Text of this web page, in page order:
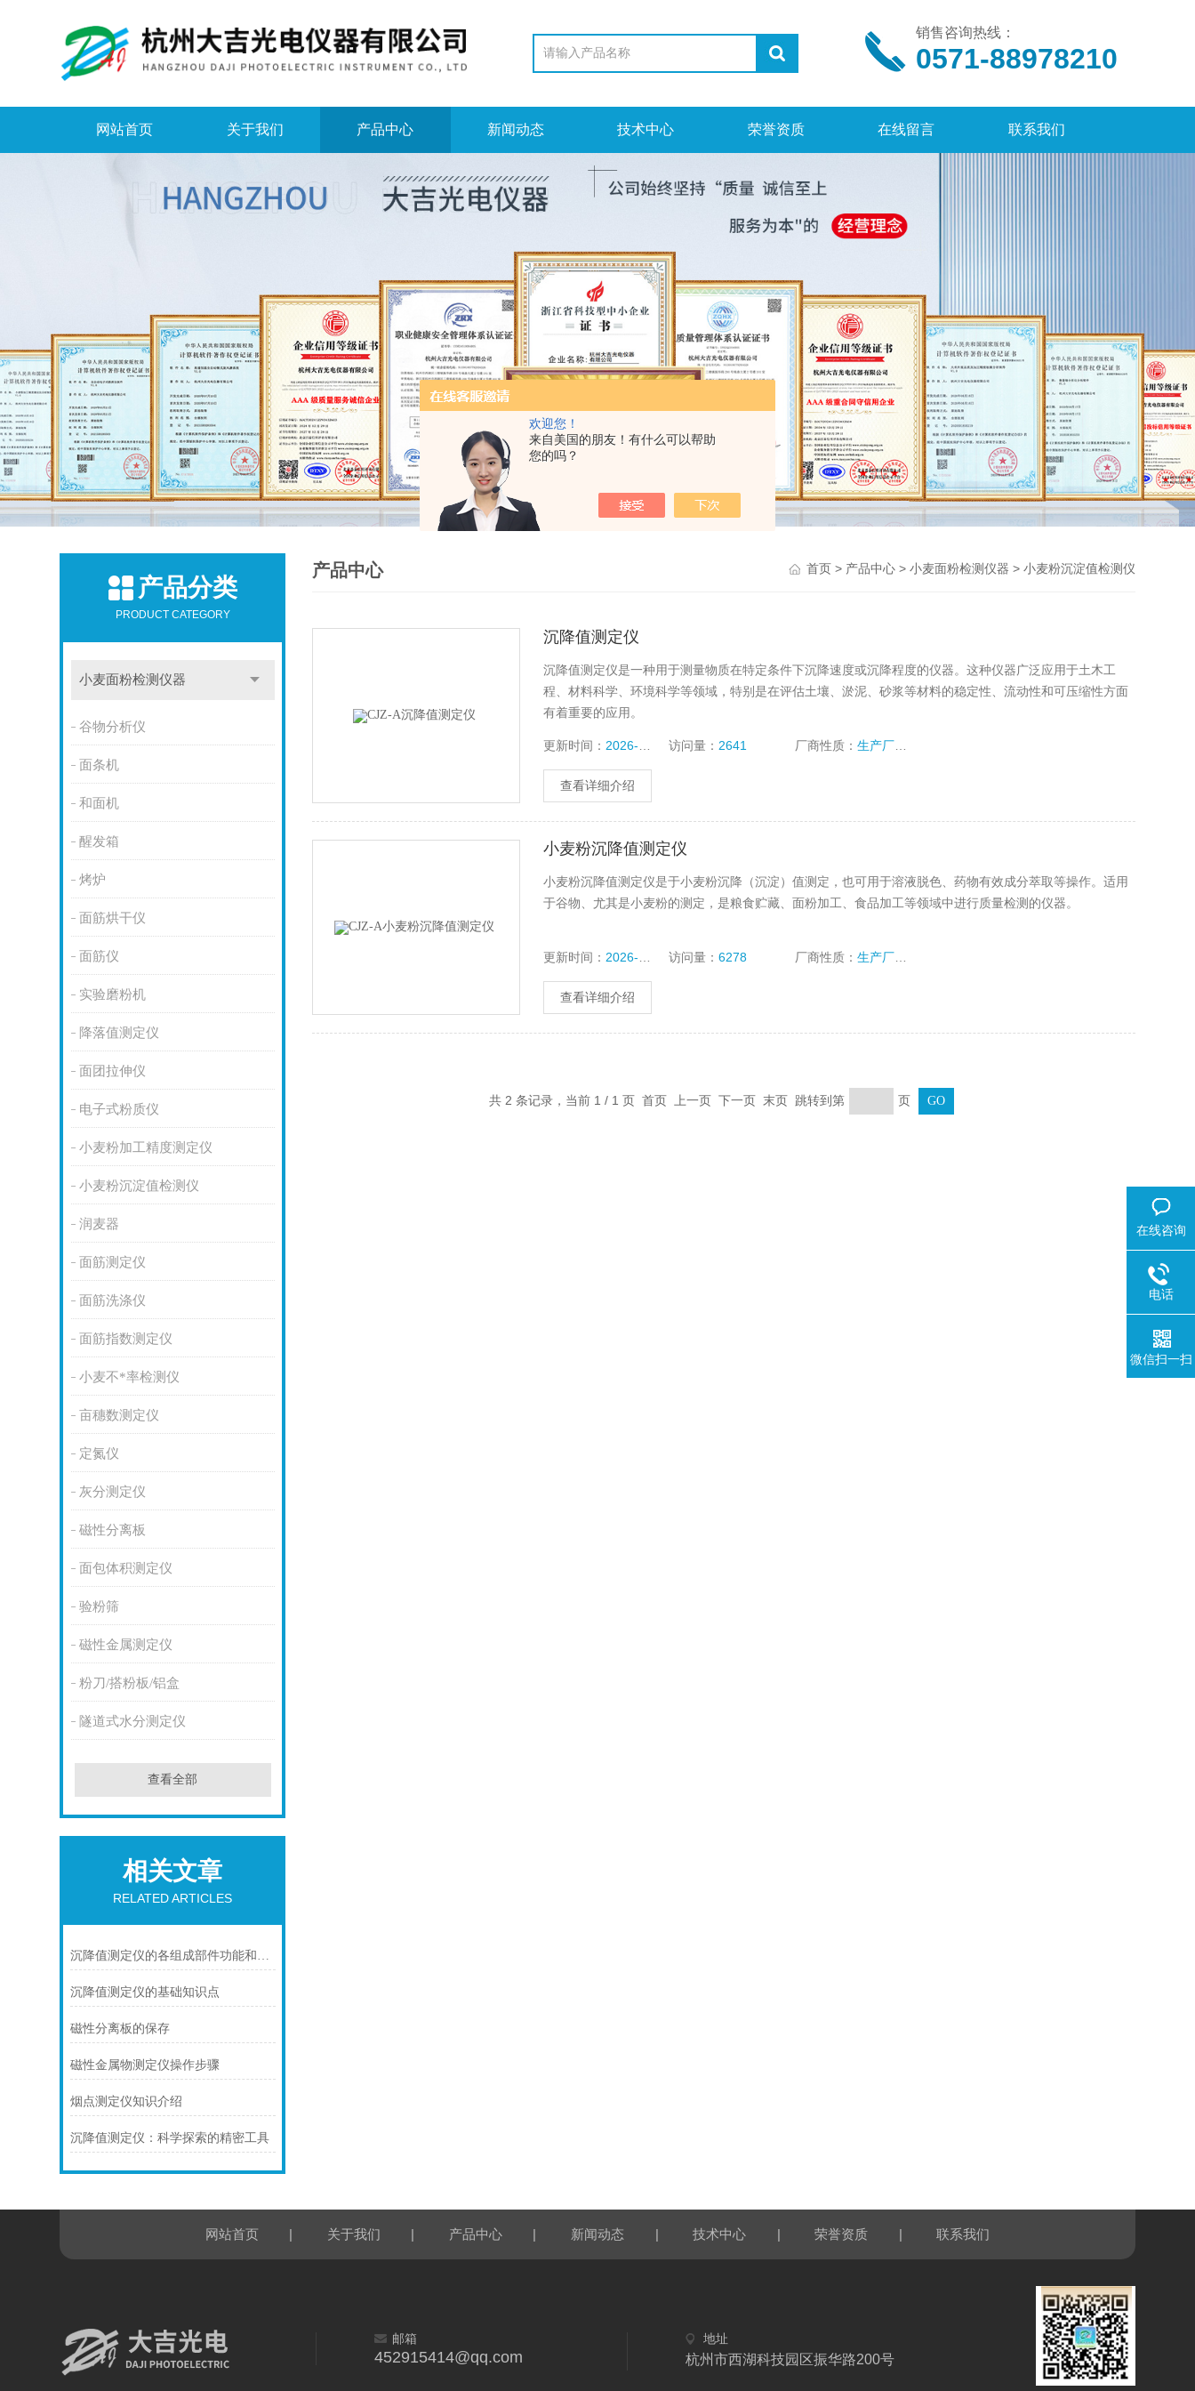
欢迎您！
来自美国的朋友！有什么可以帮助
您的吗？
销售咨询热线：
0571-88978210
网站首页 关于我们 产品中心 新闻动态 技术中心 荣誉资质 在线留言 联系我们
产品分类
PRODUCT CATEGORY
小麦面粉检测仪器
谷物分析仪
面条机
和面机
醒发箱
烤炉
面筋烘干仪
面筋仪
实验磨粉机
降落值测定仪
面团拉伸仪
电子式粉质仪
小麦粉加工精度测定仪
小麦粉沉淀值检测仪
润麦器
面筋测定仪
面筋洗涤仪
面筋指数测定仪
小麦不*率检测仪
亩穗数测定仪
定氮仪
灰分测定仪
磁性分离板
面包体积测定仪
验粉筛
磁性金属测定仪
粉刀/搭粉板/铝盒
隧道式水分测定仪
查看全部
相关文章
RELATED ARTICLES
沉降值测定仪的各组成部件功能和特点分享
沉降值测定仪的基础知识点
磁性分离板的保存
磁性金属物测定仪操作步骤
烟点测定仪知识介绍
沉降值测定仪：科学探索的精密工具
产品中心 首页> 产品中心> 小麦面粉检测仪器 > 小麦粉沉淀值检测仪
沉降值测定仪
沉降值测定仪是一种用于测量物质在特定条件下沉降速度或沉降程度的仪器。这种仪器广泛应用于土木工
程、材料科学、环境科学等领域，特别是在评估土壤、淤泥、砂浆等材料的稳定性、流动性和可压缩性方面
有着重要的应用。
更新时间： 2026-06-08 访问量： 2641 厂商性质： 生产厂家
查看详细介绍
小麦粉沉降值测定仪
小麦粉沉降值测定仪是于小麦粉沉降（沉淀）值测定，也可用于溶液脱色、药物有效成分萃取等操作。适用
于谷物、尤其是小麦粉的测定，是粮食贮藏、面粉加工、食品加工等领域中进行质量检测的仪器。
更新时间： 2026-06-08 访问量：6278 厂商性质： 生产厂家
查看详细介绍
共 2 条记录，当前 1 / 1 页 首页 上一页 下一页 末页 跳转到第 页
网站首页 | 关于我们 | 产品中心 | 新闻动态 | 技术中心 | 荣誉资质 | 联系我们
邮箱
452915414@qq.com
地址
杭州市西湖科技园区振华路200号
在线咨询
电话
微信扫一扫